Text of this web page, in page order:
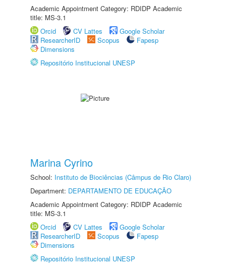
Academic Appointment Category: RDIDP Academic
title: MS-3.1
Orcid
CV Lattes
Google Scholar
ResearcherID
Scopus
Fapesp
Dimensions
Repositório Institucional UNESP
Marina Cyrino
School: Instituto de Biociências (Câmpus de Rio Claro)
Department: DEPARTAMENTO DE EDUCAÇÃO
Academic Appointment Category: RDIDP Academic
title: MS-3.1
Orcid
CV Lattes
Google Scholar
ResearcherID
Scopus
Fapesp
Dimensions
Repositório Institucional UNESP